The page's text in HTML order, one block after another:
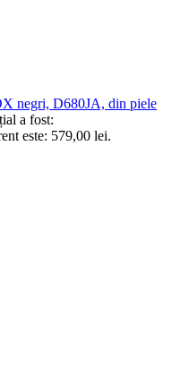
negri, D680JA, din piele
a fost:
este: 579,00 lei.